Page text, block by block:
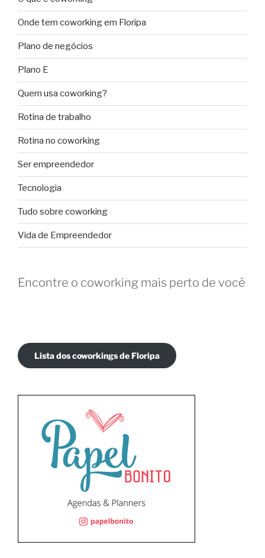
Onde tem coworking em Floripa
Plano de negócios
Plano E
Quem usa coworking?
Rotina de trabalho
Rotina no coworking
Ser empreendedor
Tecnologia
Tudo sobre coworking
Vida de Empreendedor
Encontre o coworking mais perto de você
Lista dos coworkings de Floripa